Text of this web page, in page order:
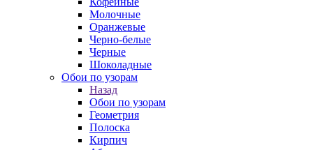
Молочные
Оранжевые
Черно-белые
Черные
Шоколадные
Обои по узорам
Назад
Обои по узорам
Геометрия
Полоска
Кирпич